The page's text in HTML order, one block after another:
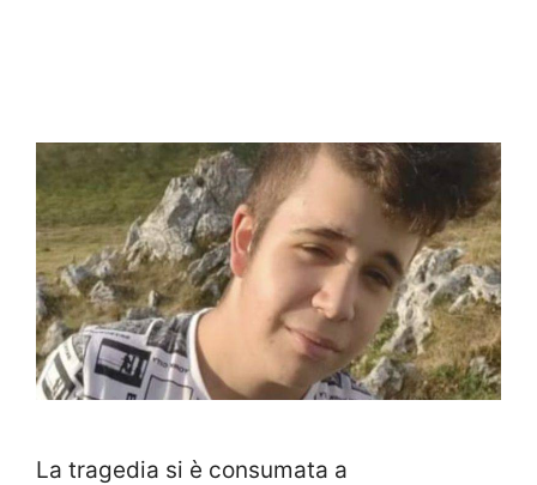
La tragedia si è consumata a